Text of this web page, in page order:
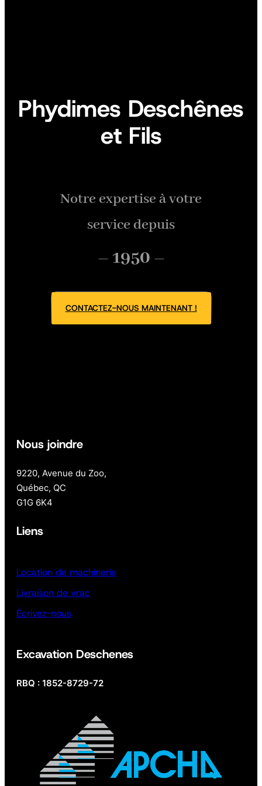
Phydimes Deschênes
et Fils
Notre expertise à votre
service depuis
– 1950 –
CONTACTEZ-NOUS MAINTENANT !
Nous joindre
9220, Avenue du Zoo,
Québec, QC
G1G 6K4
Liens
Location de machinerie
Livraison de vrac
Écrivez-nous
Excavation Deschenes
RBQ : 1852-8729-72